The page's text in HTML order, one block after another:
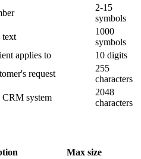
2-15
symbols
text
1000
symbols
applies to
10 digits
request
255
characters
system
2048
characters
Max size